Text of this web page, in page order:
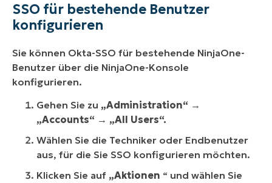
SSO für bestehende Benutzer
konfigurieren
Sie können Okta-SSO für bestehende NinjaOne-
Benutzer über die NinjaOne-Konsole
konfigurieren.
Gehen Sie zu „Administration“ →
„Accounts“ → „All Users“.
Wählen Sie die Techniker oder Endbenutzer
aus, für die Sie SSO konfigurieren möchten.
Klicken Sie auf „Aktionen “ und wählen Sie